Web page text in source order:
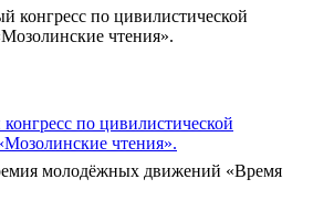
по цивилистической
чтения».